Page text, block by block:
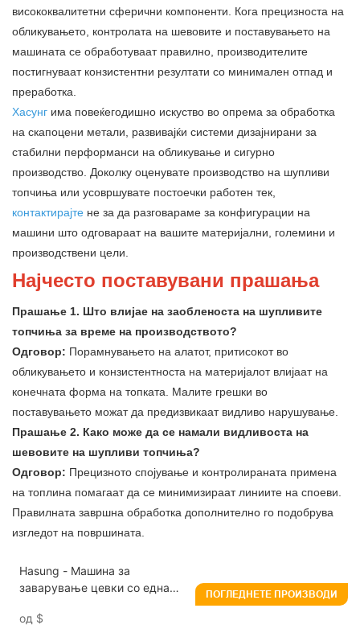
висококвалитетни сферични компоненти. Кога прецизноста на
обликувањето, контролата на шевовите и поставувањето на
машината се обработуваат правилно, производителите
постигнуваат конзистентни резултати со минимален отпад и
преработка.
Хасунг има повеќегодишно искуство во опрема за обработка
на скапоцени метали, развивајќи системи дизајнирани за
стабилни перформанси на обликување и сигурно
производство. Доколку оценувате производство на шупливи
топчиња или усовршувате постоечки работен тек,
контактирајте не за да разговараме за конфигурации на
машини што одговараат на вашите материјални, големини и
производствени цели.
Најчесто поставувани прашања
Прашање 1. Што влијае на заобленоста на шупливите
топчиња за време на производството?
Одговор: Порамнувањето на алатот, притисокот во
обликувањето и конзистентноста на материјалот влијаат на
конечната форма на топката. Малите грешки во
поставувањето можат да предизвикаат видливо нарушување.
Прашање 2. Како може да се намали видливоста на
шевовите на шупливи топчиња?
Одговор: Прецизното спојување и контролираната примена
на топлина помагаат да се минимизираат линиите на споеви.
Правилната завршна обработка дополнително го подобрува
изгледот на површината.
Hasung - Машина за
заварување цевки со една
мм
од $
ПОГЛЕДНЕТЕ ПРОИЗВОДИ